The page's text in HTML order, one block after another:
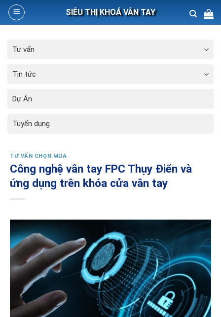
Skip
SIÊU THỊ KHOÁ VÂN TAY
for:
Tư vấn
Tin tức
Dự Án
Tuyển dụng
TƯ VẤN CHỌN MUA
Công nghệ vân tay FPC Thụy Điển và
ứng dụng trên khóa cửa vân tay